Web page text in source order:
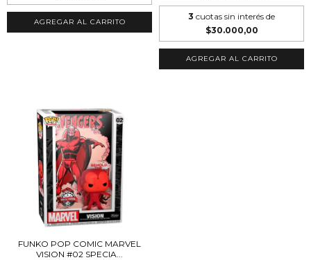
3 cuotas sin interés de
$30.000,00
FUNKO POP COMIC MARVEL
VISION #02 SPECIA...